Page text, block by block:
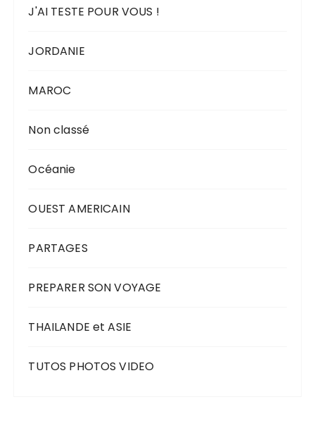
J'AI TESTE POUR VOUS !
JORDANIE
MAROC
Non classé
Océanie
OUEST AMERICAIN
PARTAGES
PREPARER SON VOYAGE
THAILANDE et ASIE
TUTOS PHOTOS VIDEO